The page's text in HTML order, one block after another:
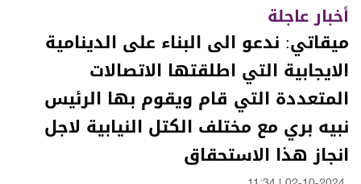
أخبار عاجلة
ميقاتي: ندعو الى البناء على الدينامية
الايجابية التي اطلقتها الاتصالات
المتعددة التي قام ويقوم بها الرئيس
نبيه بري مع مختلف الكتل النيابية لاجل
انجاز هذا الاستحقاق